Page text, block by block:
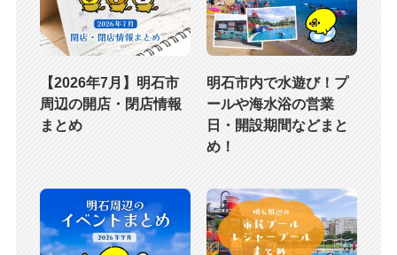
【2026年7月】明石市
周辺の開店・閉店情報
まとめ
明石市内で水遊び！プ
ールや海水浴の営業
日・開設期間などまと
め！